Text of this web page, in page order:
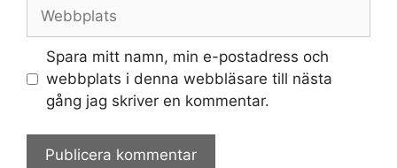
Spara mitt namn, min e-postadress och
webbplats i denna webbläsare till nästa
gång jag skriver en kommentar.